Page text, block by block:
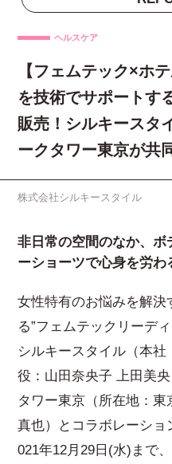
ヘルスケア
【フェムテック×ホ
を技術でサポートす
販売！シルキースタ
ークタワー東京が共
株式会社シルキースタイル
非日常の空間のなか、ボ
ーショーツで心身を労わ
女性特有のお悩みを解
る”フェムテックリーデ
シルキースタイル（本
役：山田奈央子 上田美
タワー東京（所在地：
真也）とコラボレーショ
021年12月29日(水)まで